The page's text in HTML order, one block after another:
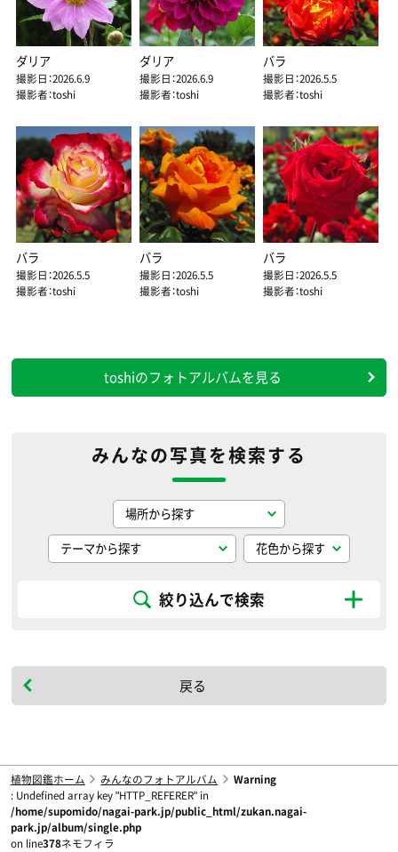
ダリア
撮影日：2026.6.9
撮影者：toshi
ダリア
撮影日：2026.6.9
撮影者：toshi
バラ
撮影日：2026.5.5
撮影者：toshi
バラ
撮影日：2026.5.5
撮影者：toshi
バラ
撮影日：2026.5.5
撮影者：toshi
バラ
撮影日：2026.5.5
撮影者：toshi
toshiのフォトアルバムを見る
みんなの写真を検索する
絞り込んで検索
戻る
植物図鑑ホーム みんなのフォトアルバム
Warning
: Undefined array key "HTTP_REFERER" in
/home/supomido/nagai-park.jp/public_html/zukan.nagai-
park.jp/album/single.php
on line378ネモフィラ